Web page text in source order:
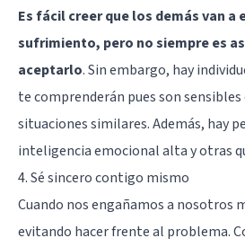
Es fácil creer que los demás van a
sufrimiento, pero no siempre es
aceptarlo. Sin embargo, hay
te comprenderán pues son
situaciones similares. Además, hay
inteligencia emocional alta y otras
4. Sé sincero contigo mismo
Cuando nos engañamos a nosotros
evitando hacer frente al problema.